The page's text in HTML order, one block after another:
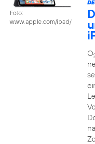
Foto:
www.apple.com/ipad/
O